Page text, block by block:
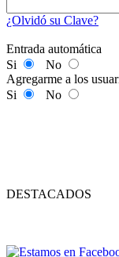
¿Olvidó su Clave?
Entrada automática
Si
No
Agregarme a los
Si
No
DESTACADOS